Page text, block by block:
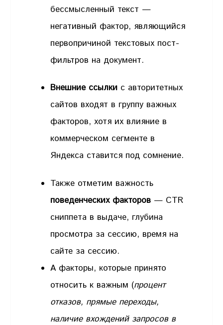
бессмысленный текст —
негативный фактор, являющийся
первопричиной текстовых пост-
фильтров на документ.
Внешние ссылки с авторитетных
сайтов входят в группу важных
факторов, хотя их влияние в
коммерческом сегменте в
Яндекса ставится под сомнение.
Также отметим важность
поведенческих факторов — CTR
сниппета в выдаче, глубина
просмотра за сессию, время на
сайте за сессию.
А факторы, которые принято
относить к важным (процент
отказов, прямые переходы,
наличие вхождений запросов в